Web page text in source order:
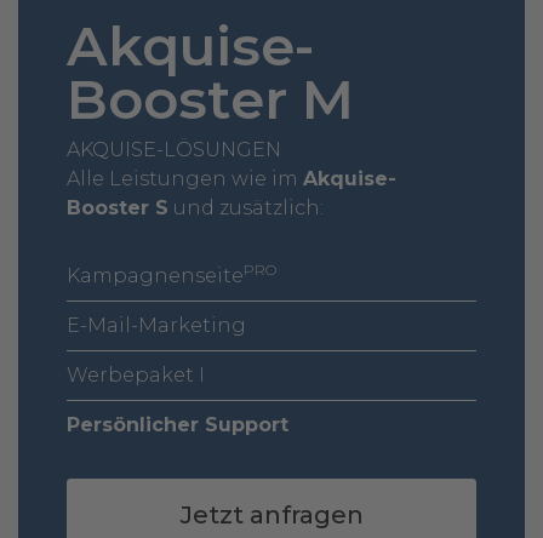
Akquise-
Booster M
AKQUISE-LÖSUNGEN
Alle Leistungen wie im Akquise-
Booster S und zusätzlich:
KampagnenseitePRO
E-Mail-Marketing
Werbepaket I
Persönlicher Support
Jetzt anfragen